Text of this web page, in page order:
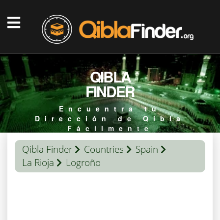
QIBLA
FINDER
Encuentra tu
Dirección de Qibla
Fácilmente
Qibla Finder Countries
Spain
La Rioja
Logroño